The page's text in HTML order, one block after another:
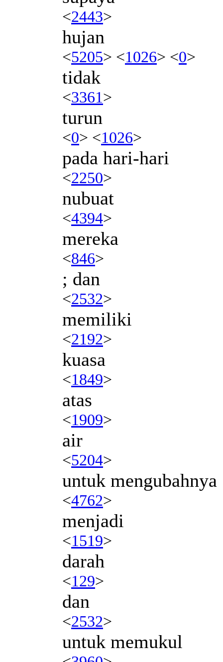
<2443>
hujan
<5205> <1026> <0>
tidak
<3361>
turun
<0> <1026>
pada hari-hari
<2250>
nubuat
<4394>
mereka
<846>
; dan
<2532>
memiliki
<2192>
kuasa
<1849>
atas
<1909>
air
<5204>
untuk mengubahnya
<4762>
menjadi
<1519>
darah
<129>
dan
<2532>
untuk memukul